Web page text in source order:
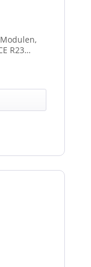
R23